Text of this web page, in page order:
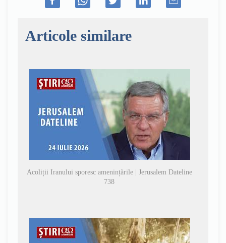
Articole similare
Acoliții Iranului sporesc amenințările | Jerusalem Dateline
738